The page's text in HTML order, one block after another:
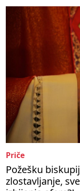
Priče
Požešku
zlostavljanje,